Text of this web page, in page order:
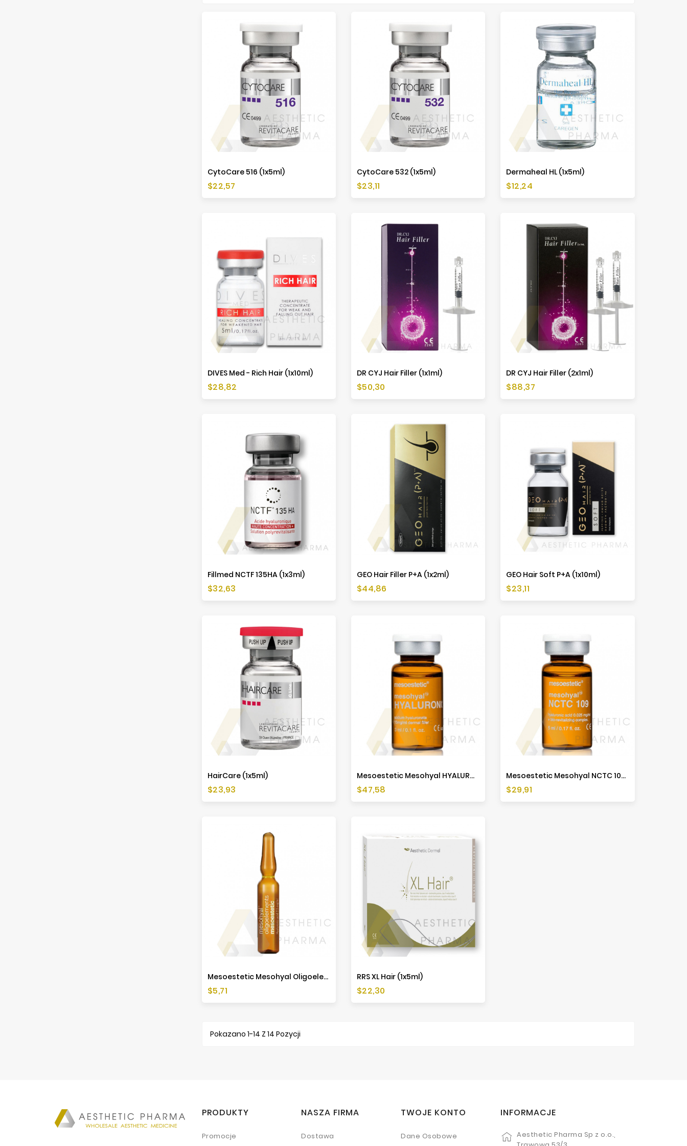
CytoCare 516 (1x5ml)
Cena
$22,57
CytoCare 532 (1x5ml)
Cena
$23,11
Dermaheal HL (1x5ml)
Cena
$12,24
DIVES Med - Rich Hair (1x10ml)
Cena
$28,82
DR CYJ Hair Filler (1x1ml)
Cena
$50,30
DR CYJ Hair Filler (2x1ml)
Cena
$88,37
Fillmed NCTF 135HA (1x3ml)
Cena
$32,63
GEO Hair Filler P+A (1x2ml)
Cena
$44,86
GEO Hair Soft P+A (1x10ml)
Cena
$23,11
HairCare (1x5ml)
Cena
$23,93
Mesoestetic Mesohyal HYALURONIC (1x3ml)
Cena
$47,58
Mesoestetic Mesohyal NCTC 109 (1x5ml)
Cena
$29,91
Mesoestetic Mesohyal Oligoelementy (1x5ml)
Cena
$5,71
RRS XL Hair (1x5ml)
Cena
$22,30
Pokazano 1-14 Z 14 Pozycji
PRODUKTY
Promocje
NASZA FIRMA
Dostawa
TWOJE KONTO
Dane Osobowe
INFORMACJE
Aesthetic Pharma Sp z o.o.,